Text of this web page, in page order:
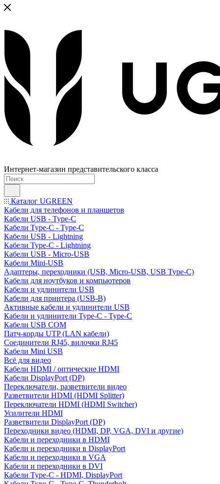
Интернет-магазин представительского класса
Каталог UGREEN
Кабели для телефонов и планшетов
Кабели USB - Type-C
Кабели Type-C - Type-C
Кабели USB - Lightning
Кабели Type-C - Lightning
Кабели USB - Micro-USB
Кабели Mini-USB
Адаптеры, переходники (USB, Micro-USB, USB Type-C)
Кабели для ноутбуков и компьютеров
Кабели и удлинители USB
Кабели для принтера (USB-B)
Активные кабели и удлинители USB
Кабели и удлинители Type-C - Type-C
Кабели USB COM
Патч-корды UTP (LAN кабели)
Соединители RJ45, вилочки RJ45
Кабели Mini USB
Всё для видео
Кабели HDMI / оптические HDMI
Кабели DisplayPort (DP)
Переключатели, разветвители видео
Разветвители HDMI (HDMI Splitter)
Переключатели HDMI (HDMI Switcher)
Усилители HDMI
Разветвители DisplayPort (DP)
Переходники видео (HDMI, DP, VGA, DVI и другие)
Кабели и переходники в HDMI
Кабели и переходники в DisplayPort
Кабели и переходники в VGA
Кабели и переходники в DVI
Кабели Type-C - HDMI, DisplayPort